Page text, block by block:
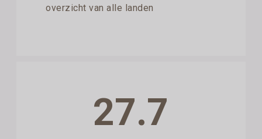
overzicht van alle landen
27.7